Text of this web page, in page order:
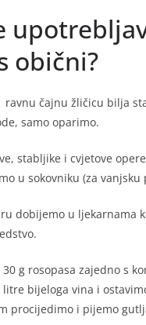
obični?
ravnu čajnu žličicu bilja
samo oparimo.
stabljike i cvjetove
u sokovniku (za vanjsku
dobijemo u ljekarnama
30 g rosopasa zajedno s
bijeloga vina i
procijedimo i pijemo